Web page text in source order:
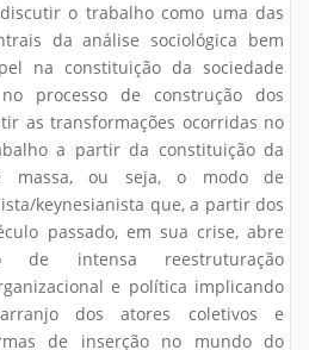
o trabalho como uma das
da análise sociológica bem
na constituição da sociedade
processo de construção dos
as transformações ocorridas no
a partir da constituição da
massa, ou seja, o modo de
keynesianista que, a partir dos
passado, em sua crise, abre
de intensa reestruturação
e política implicando
dos atores coletivos e
de inserção no mundo do